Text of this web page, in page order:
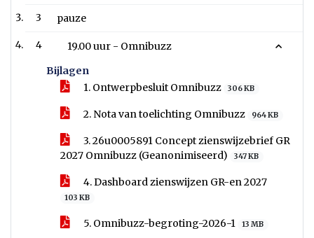
3 pauze
4
19.00 uur - Omnibuzz
Bijlagen
1. Ontwerpbesluit Omnibuzz
306 KB
2. Nota van toelichting Omnibuzz 964 KB
3. 26u0005891 Concept zienswijzebrief GR
2027 Omnibuzz (Geanonimiseerd)
347 KB
4. Dashboard zienswijzen GR-en 2027
103 KB
5. Omnibuzz-begroting-2026-1 13 MB